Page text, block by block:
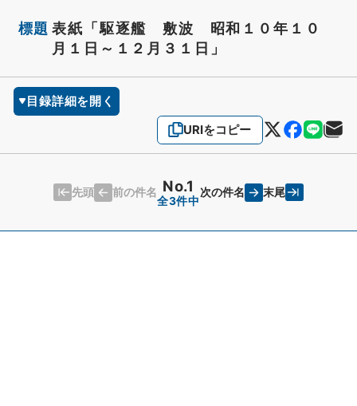
標題 表紙「駆逐艦 敷波 昭和１０年１０
月１日～１２月３１日」
目録詳細を開く
URIをコピー
先頭 前の件名 No.1
全3件中
次の件名 末尾